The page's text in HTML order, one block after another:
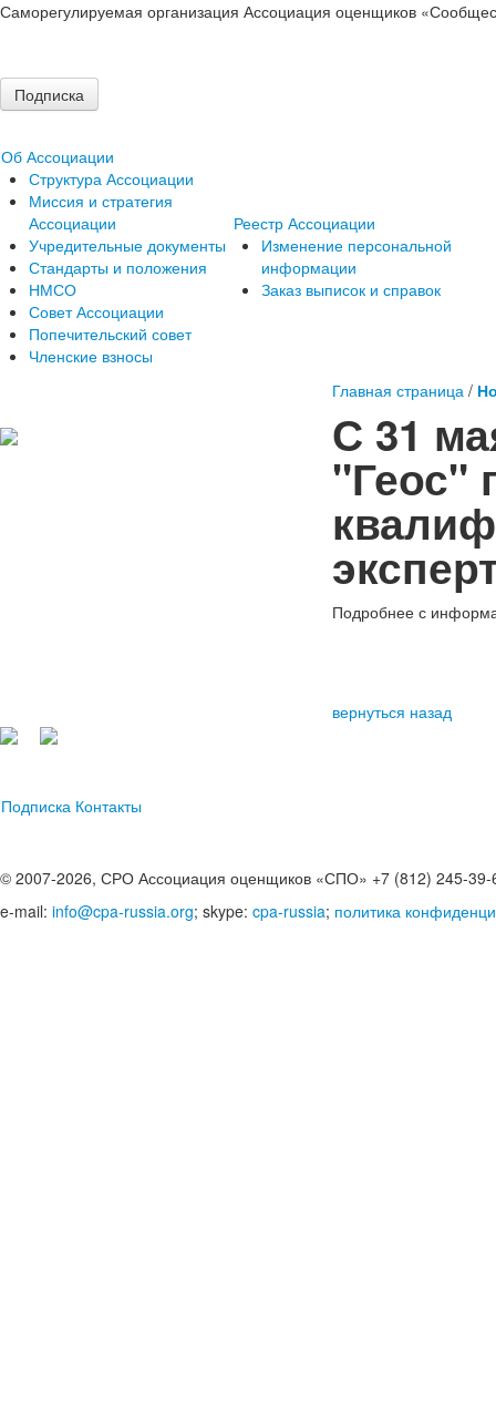
Саморегулируемая организация Ассоциация оценщиков
Подписка
Об Ассоциации
Структура Ассоциации
Миссия и стратегия
Ассоциации
Учредительные документы
Стандарты и положения
НМСО
Совет Ассоциации
Попечительский совет
Членские взносы
Реестр Ассоциации
Изменение персональной
информации
Заказ выписок и справок
Главная страница /
С 31
"Геос"
Подробнее с
вернуться назад
Подписка Контакты
© 2007-2026, СРО Ассоциация оценщиков «СПО» +7 (812) 245-39-
e-mail: info@cpa-russia.org; skype: cpa-russia; политика